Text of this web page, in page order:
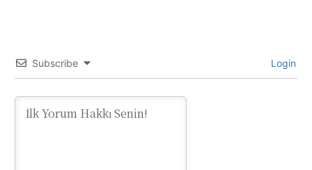
Subscribe Login